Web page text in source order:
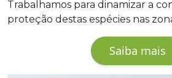
Trabalhamos para dinamizar a
proteção destas espécies nas
Saiba mais